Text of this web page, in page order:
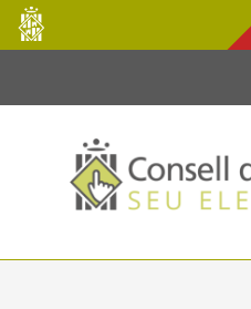
Salta al contingut principal
Consell
de
Mallorca